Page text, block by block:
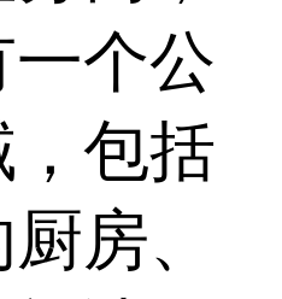
一个公
包括
房、